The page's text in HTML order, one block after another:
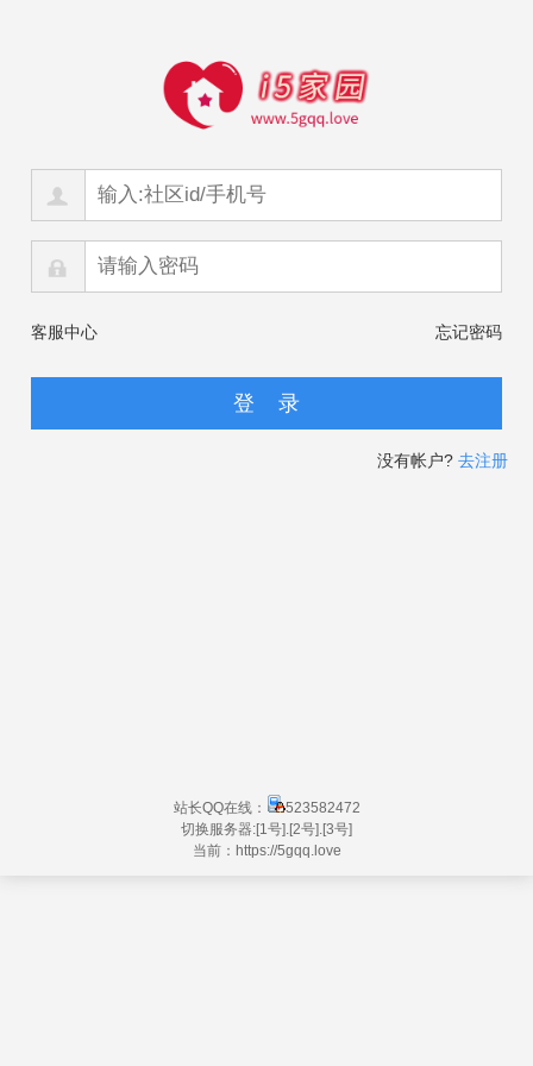
客服中心 忘记密码
没有帐户? 去注册
站长QQ在线：
523582472
切换服务器:[1号] [2号] [3号]
当前：https://5gqq.love